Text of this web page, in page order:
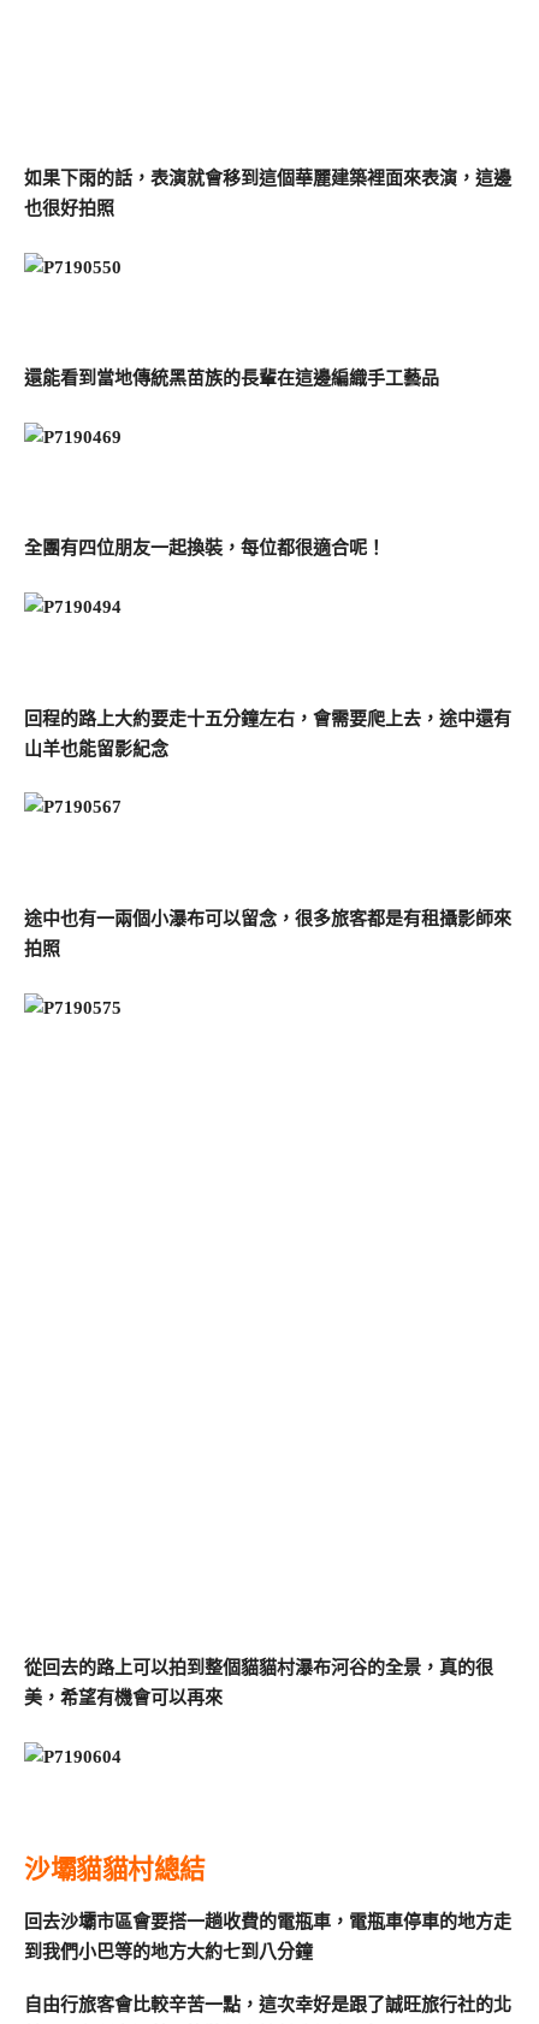
如果下雨的話，表演就會移到這個華麗建築裡面來表演，這邊
也很好拍照
還能看到當地傳統黑苗族的長輩在這邊編織手工藝品
全團有四位朋友一起換裝，每位都很適合呢！
回程的路上大約要走十五分鐘左右，會需要爬上去，途中還有
山羊也能留影紀念
途中也有一兩個小瀑布可以留念，很多旅客都是有租攝影師來
拍照
從回去的路上可以拍到整個貓貓村瀑布河谷的全景，真的很
美，希望有機會可以再來
沙壩貓貓村總結
回去沙壩市區會要搭一趟收費的電瓶車，電瓶車停車的地方走
到我們小巴等的地方大約七到八分鐘
自由行旅客會比較辛苦一點，這次幸好是跟了誠旺旅行社的北